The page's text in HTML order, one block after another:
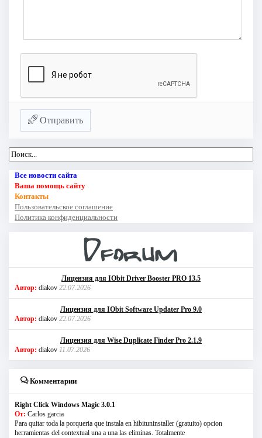
Отправить
Все новости сайта
Ваша помощь сайту
Контакты
Пользовательское соглашение
Политика конфиденциальности
Лицензия для IObit Driver Booster PRO 13.5
Автор: diakov 22.07.2026
Лицензия для IObit Software Updater Pro 9.0
Автор: diakov 22.07.2026
Лицензия для Wise Duplicate Finder Pro 2.1.9
Автор: diakov 11.07.2026
Комментарии
Right Click Windows Magic 3.0.1
От: Carlos garcia
Para quitar toda la porqueria que instala en hibituninstaller (gratuito) opcion
herramientas del contextual una a una las eliminas. Totalmente